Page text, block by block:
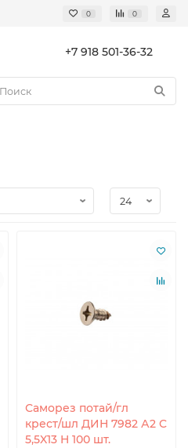
0 0
+7 918 501-36-32
Саморез потай/гл
крест/шл ДИН 7982 А2 C
5,5X13 H 100 шт.